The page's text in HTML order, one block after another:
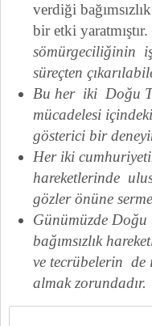
verdiği
bir etki yaratmıştır.
sömürgeciliğinin
süreçten
Bu her iki Doğu
mücadelesi
gösterici bir
Her iki
hareketlerinde
gözler önüne
Günümüzde Doğu
bağımsızlık
ve tecrübelerin de
almak zorundadır.